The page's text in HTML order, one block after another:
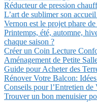
Réducteur de pression
L’art de sublimer son
Vernon est le projet phare
Printemps, été, automne,
chaque saison ?
Créer un Coin Lecture
Aménagement de Petite
Guide pour Acheter des
Rénover Votre Balcon:
Conseils pour l’Entretien de
Trouver un bon menuisier